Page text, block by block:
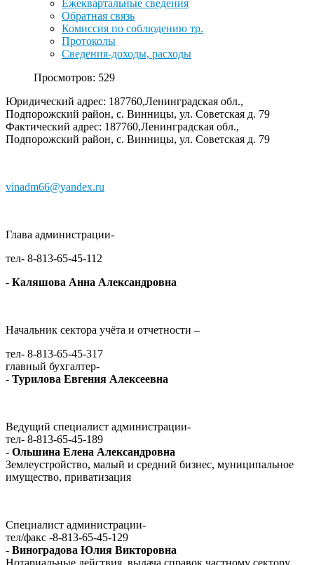
Ежеквартальные сведения
Обратная связь
Комиссия по соблюдению тр.
Протоколы
Сведения-доходы, расходы
Просмотров: 529
Юридический адрес: 187760,Ленинградская обл.,
Подпорожский район, с. Винницы, ул. Советская д. 79
Фактический адрес: 187760,Ленинградская обл.,
Подпорожский район, с. Винницы, ул. Советская д. 79
vinadm66@yandex.ru
Глава администрации-
тел- 8-813-65-45-112
- Каляшова Анна Александровна
Начальник сектора учёта и отчетности –
тел- 8-813-65-45-317
главный бухгалтер-
- Турилова Евгения Алексеевна
Ведущий специалист администрации-
тел- 8-813-65-45-189
- Ольшина Елена Александровна
Землеустройство, малый и средний бизнес, муниципальное
имущество, приватизация
Специалист администрации-
тел/факс -8-813-65-45-129
- Виноградова Юлия Викторовна
Нотариальные действия, выдача справок частному сектору,